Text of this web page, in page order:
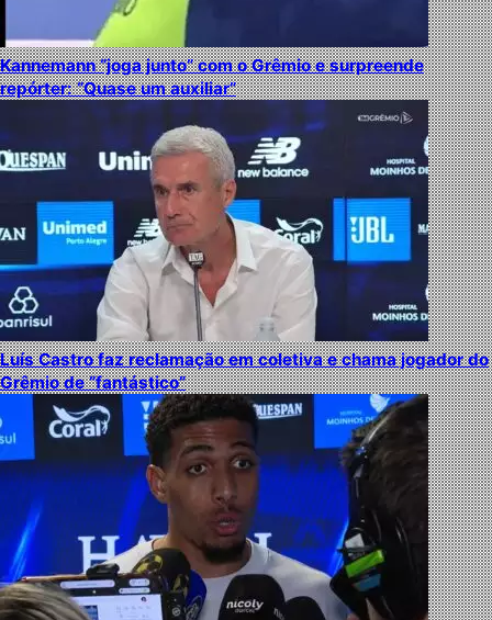
Kannemann “joga junto” com o Grêmio e surpreende
repórter: “Quase um auxiliar”
Luís Castro faz reclamação em coletiva e chama jogador do
Grêmio de “fantástico”